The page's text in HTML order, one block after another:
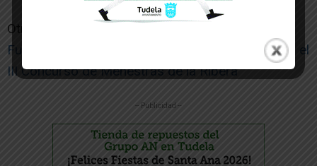
Otras noticias de interés:
Fustiñana elegirá a los representantes locales en el
III Concurso de Menestras de la Ribera
-- Publicidad --